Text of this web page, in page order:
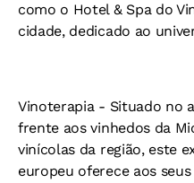
como o Hotel & Spa do
cidade, dedicado ao
Vinoterapia - Situado no
frente aos vinhedos da
vinícolas da região, este
europeu oferece aos